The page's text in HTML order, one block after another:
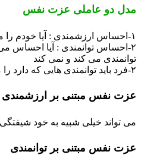
مدل دو عاملی عزت نفس
۱-احساس ارزشمندی : آیا خودم را موجود ارزشمندی می دانم ؟
توانمندی می کند و نمی کند
۲-فرد باید توانمندی هایی که دارد را مهم بشمارد و یرای آن ها ارزش قائل باشد.
عزت نفس مبتنی بر ارزشمندی
می تواند خیلی شبیه به خود
عزت نفس مبتنی بر توانمندی